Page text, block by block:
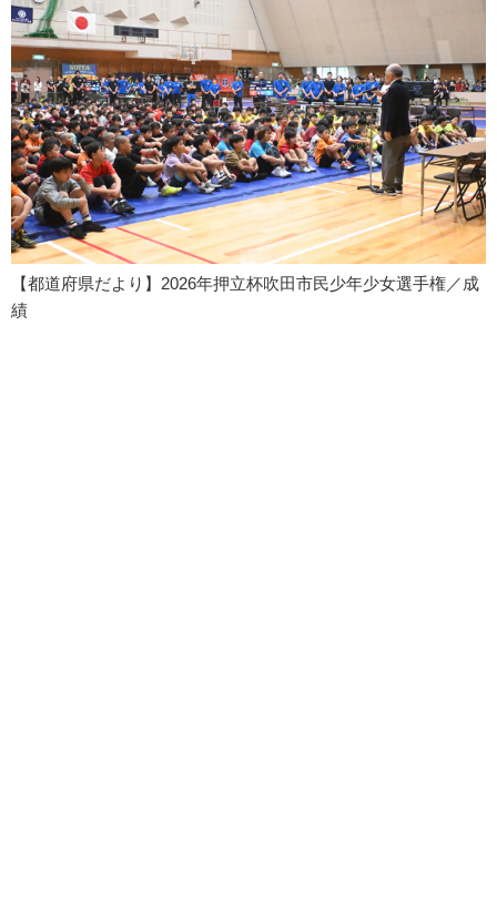
【都道府県だより】2026年押立杯吹田市民少年少女選手権／成
績